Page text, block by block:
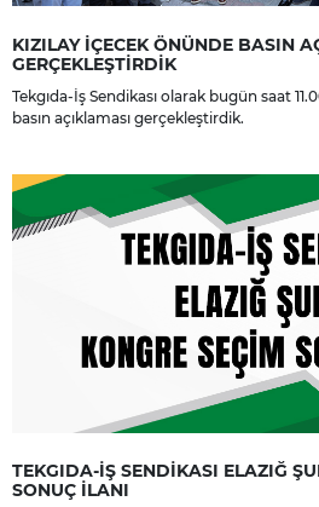
KIZILAY İÇECEK ÖNÜNDE BASIN
GERÇEKLEŞTİRDİK
Tekgıda-İş Sendikası olarak bugün saat
basın açıklaması gerçekleştirdik.
TEKGIDA-İŞ SENDİKASI ELAZIĞ
SONUÇ İLANI